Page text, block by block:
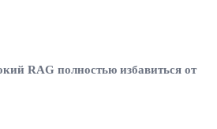
RAG полностью избавиться от